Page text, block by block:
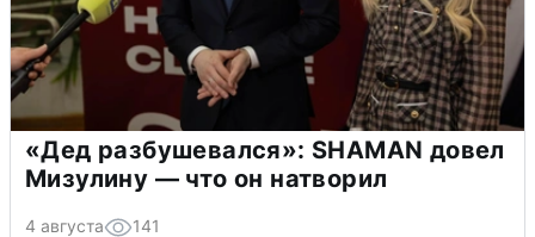
«Дед разбушевался»: SHAMAN довел
Мизулину — что он натворил
4 августа 141